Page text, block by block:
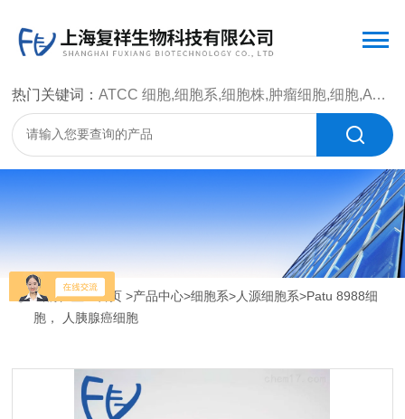
热门关键词：ATCC 细胞,细胞系,细胞株,肿瘤细胞,细胞,ATCC 菌种，CMCC 菌种，标准菌株，质控菌种，微生物菌种，菌株，菌种
当前位置：首页>产品中心>细胞系>人源细胞系>Patu 8988细
胞， 人胰腺癌细胞